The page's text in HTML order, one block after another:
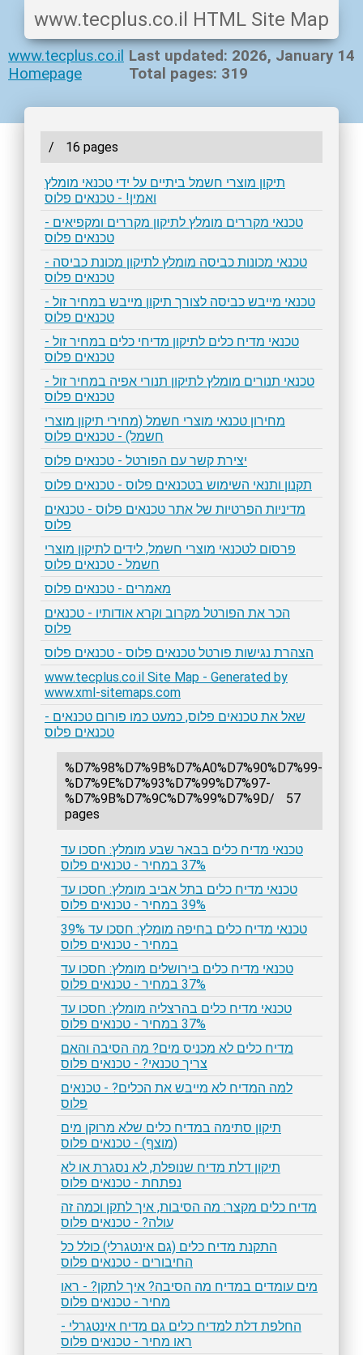
www.tecplus.co.il HTML Site Map
Last updated: 2026, January 14
Total pages: 319
www.tecplus.co.il
Homepage
/ 16 pages
תיקון מוצרי חשמל ביתיים על ידי טכנאי מומלץ
ואמין! - טכנאים פלוס
טכנאי מקררים מומלץ לתיקון מקררים ומקפיאים -
טכנאים פלוס
טכנאי מכונות כביסה מומלץ לתיקון מכונת כביסה -
טכנאים פלוס
טכנאי מייבש כביסה לצורך תיקון מייבש במחיר זול -
טכנאים פלוס
טכנאי מדיח כלים לתיקון מדיחי כלים במחיר זול -
טכנאים פלוס
טכנאי תנורים מומלץ לתיקון תנורי אפיה במחיר זול -
טכנאים פלוס
מחירון טכנאי מוצרי חשמל (מחירי תיקון מוצרי
חשמל) - טכנאים פלוס
יצירת קשר עם הפורטל - טכנאים פלוס
תקנון ותנאי השימוש בטכנאים פלוס - טכנאים פלוס
מדיניות הפרטיות של אתר טכנאים פלוס - טכנאים
פלוס
פרסום לטכנאי מוצרי חשמל, לידים לתיקון מוצרי
חשמל - טכנאים פלוס
מאמרים - טכנאים פלוס
הכר את הפורטל מקרוב וקרא אודותיו - טכנאים
פלוס
הצהרת נגישות פורטל טכנאים פלוס - טכנאים פלוס
www.tecplus.co.il Site Map - Generated by
www.xml-sitemaps.com
שאל את טכנאים פלוס, כמעט כמו פורום טכנאים -
טכנאים פלוס
%D7%98%D7%9B%D7%A0%D7%90%D7%99-
%D7%9E%D7%93%D7%99%D7%97-
%D7%9B%D7%9C%D7%99%D7%9D/
57
pages
טכנאי מדיח כלים בבאר שבע מומלץ: חסכו עד
37% במחיר - טכנאים פלוס
טכנאי מדיח כלים בתל אביב מומלץ: חסכו עד
39% במחיר - טכנאים פלוס
טכנאי מדיח כלים בחיפה מומלץ: חסכו עד 39%
במחיר - טכנאים פלוס
טכנאי מדיח כלים בירושלים מומלץ: חסכו עד
37% במחיר - טכנאים פלוס
טכנאי מדיח כלים בהרצליה מומלץ: חסכו עד
37% במחיר - טכנאים פלוס
מדיח כלים לא מכניס מים? מה הסיבה והאם
צריך טכנאי? - טכנאים פלוס
למה המדיח לא מייבש את הכלים? - טכנאים
פלוס
תיקון סתימה במדיח כלים שלא מרוקן מים
(מוצף) - טכנאים פלוס
תיקון דלת מדיח שנופלת, לא נסגרת או לא
נפתחת - טכנאים פלוס
מדיח כלים מקצר: מה הסיבות, איך לתקן וכמה זה
עולה? - טכנאים פלוס
התקנת מדיח כלים (גם אינטגרלי) כולל כל
החיבורים - טכנאים פלוס
מים עומדים במדיח מה הסיבה? איך לתקן? - ראו
מחיר - טכנאים פלוס
החלפת דלת למדיח כלים גם מדיח אינטגרלי -
ראו מחיר - טכנאים פלוס